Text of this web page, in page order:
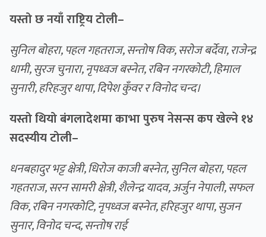
यस्तो छ नयाँ राष्ट्रिय टोली–
सुनिल बोहरा, पहल गहतराज, सन्तोष विक, सरोज बर्देवा, राजेन्द्र
धामी, सुरज चुनारा, नृपध्वज बस्नेत, रबिन नगरकोटी, हिमाल
सुनारी, हरिहजुर थापा, दिपेश कुँवर र विनोद चन्द।
यस्तो थियो बंगलादेशमा काभा पुरुष नेसन्स कप खेल्ने १४
सदस्यीय टोली–
धनबहादुर भट्ट क्षेत्री, धिरोज काजी बस्नेत, सुनिल बोहरा, पहल
गहतराज, सरन सामरी क्षेत्री, शैलेन्द्र यादव, अर्जुन नेपाली, सफल
विक, रबिन नगरकोटि, नृपध्वज बस्नेत, हरिहजुर थापा, सुजन
सुनार, विनोद चन्द, सन्तोष राई